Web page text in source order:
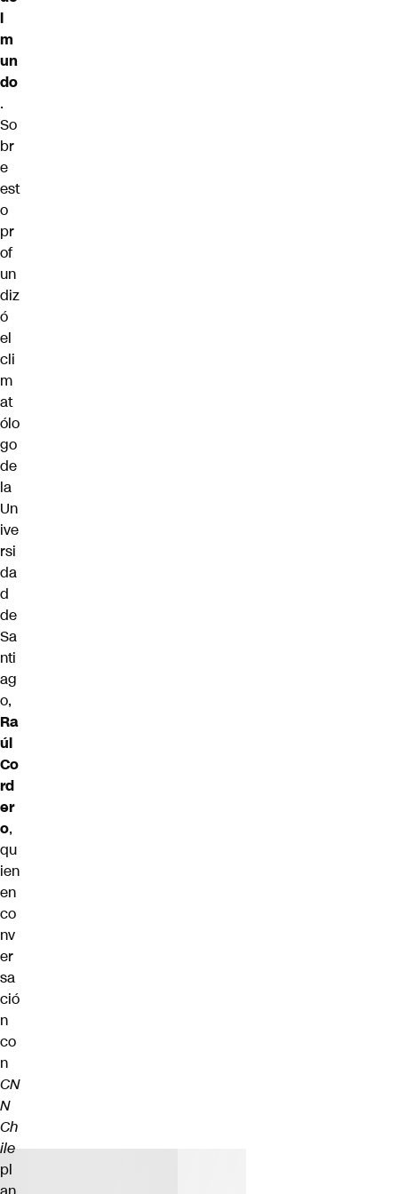
l
m
un
do
.
So
br
e
est
o
pr
of
un
diz
ó
el
cli
m
at
ólo
go
de
la
Un
ive
rsi
da
d
de
Sa
nti
ag
o,
Ra
úl
Co
rd
er
o,
qu
ien
en
co
nv
er
sa
ció
n
co
n
CN
N
Ch
ile
pl